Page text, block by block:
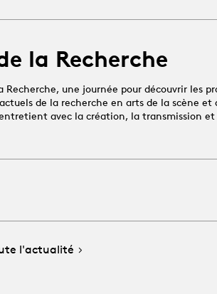
la Recherche
une journée pour découvrir les
de la recherche en arts de la scène et
avec la création, la transmission et
l'actualité